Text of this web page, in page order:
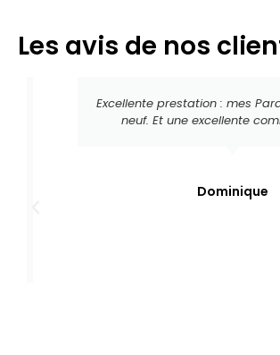
Les avis de nos
Excellente prestation : mes
neuf. Et une excellente
Dominique